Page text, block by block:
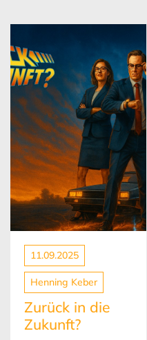
10.09.2025
Sven Fissenewert
Anleitung zum
Populismus